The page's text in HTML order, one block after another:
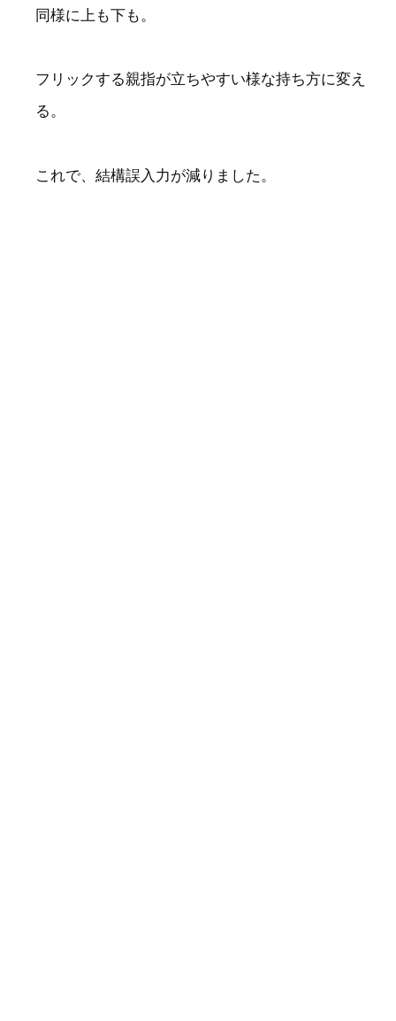
同様に上も下も。
フリックする親指が立ちやすい様な持ち方に変え
る。
これで、結構誤入力が減りました。